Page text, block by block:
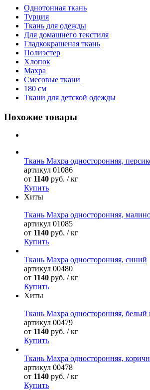
Однотонная ткань
Турция
Ткань для одежды
Для домашнего текстиля
Гладкокрашеная ткань
Полиэстер
Хлопок
Махра
Смесовые ткани
180 см
Ткани для детской одежды
Похожие товары
Ткань Махра односторонняя,
артикул 01086
от 1140 руб. / кг
Купить
Хиты
Ткань Махра односторонняя,
артикул 01085
от 1140 руб. / кг
Купить
Ткань Махра односторонняя, синий
артикул 00480
от 1140 руб. / кг
Купить
Хиты
Ткань Махра односторонняя, белый
артикул 00479
от 1140 руб. / кг
Купить
Ткань Махра односторонняя,
артикул 00478
от 1140 руб. / кг
Купить